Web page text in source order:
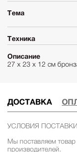
Тема
Техника
Описание
27 х 23 х 12 см
ДОСТАВКА
УСЛОВИЯ ПОСТАВКИ
Мы поставляем
производителей.